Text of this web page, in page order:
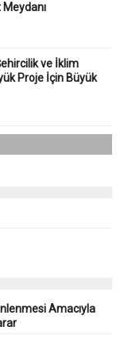
ve İklim
Proje İçin Büyük
Amacıyla